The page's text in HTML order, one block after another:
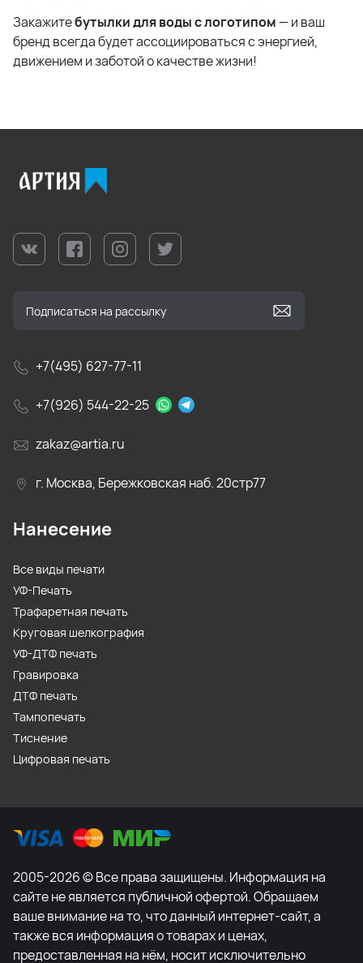
Закажитебутылки для воды с логотипом — и ваш
бренд всегда будет ассоциироваться с энергией,
движением и заботой о качестве жизни!
+7(495) 627-77-11
+7(926) 544-22-25
zakaz@artia.ru
г. Москва, Бережковская наб. 20стр77
Нанесение
Все виды печати
УФ-Печать
Трафаретная печать
Круговая шелкография
УФ-ДТФ печать
Гравировка
ДТФ печать
Тампопечать
Тиснение
Цифровая печать
2005-2026 © Все права защищены. Информация на
сайте не является публичной офертой. Обращаем
ваше внимание на то, что данный интернет-сайт, а
также вся информация о товарах и ценах,
предоставленная на нём, носит исключительно